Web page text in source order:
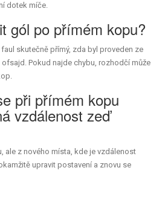
dotek míče.
gól po přímém kopu?
skutečně přímý, zda byl proveden ze
Pokud najde chybu, rozhodčí může
při přímém kopu
vzdálenost zeď
ale z nového místa, kde je vzdálenost
upravit postavení a znovu se